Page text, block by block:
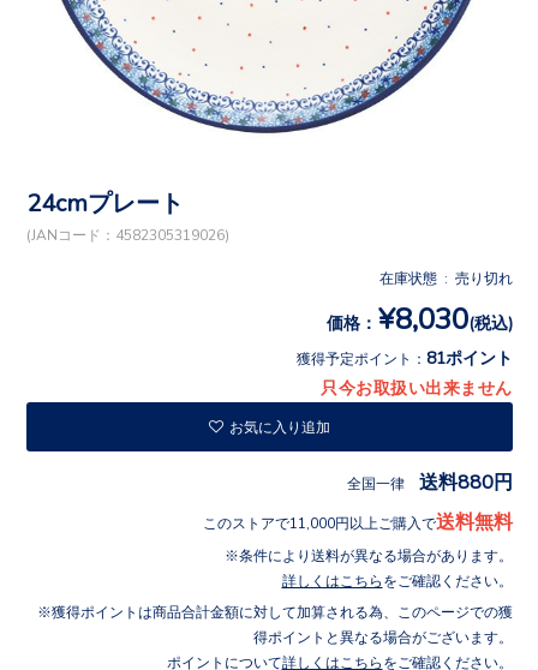
24cmプレート
(JANコード：4582305319026)
在庫状態 : 売り切れ
価格： ¥8,030(税込)
獲得予定ポイント： 81ポイント
只今お取扱い出来ません
お気に入り追加
全国一律 送料880円
このストアで11,000円以上ご購入で送料無料
条件により送料が異なる場合があります。
詳しくはこちら をご確認ください。
獲得ポイントは商品合計金額に対して加算される為、このページでの獲
得ポイントと異なる場合がございます。
ポイントについて詳しくはこちら をご確認ください。